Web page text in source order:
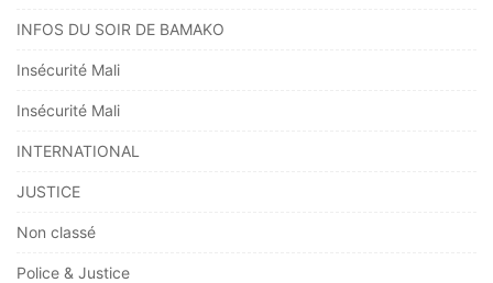
INFOS DU SOIR DE BAMAKO
Insécurité Mali
Insécurité Mali
INTERNATIONAL
JUSTICE
Non classé
Police & Justice